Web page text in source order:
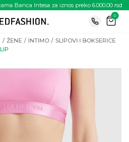
Banca Intesa za iznos preko 6.000.00 rsd
0
ŽENE INTIMO
SLIPOVI I BOKSERICE